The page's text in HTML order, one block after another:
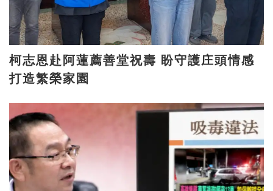
柯志恩赴阿蓮薦善堂祝壽 盼守護庄頭情感
打造繁榮家園